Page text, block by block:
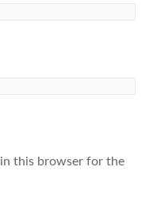
in this browser for the